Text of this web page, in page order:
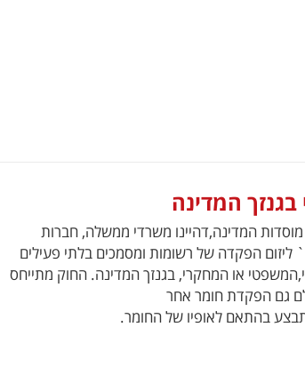
המדינה
משנת 1955, מוטלת על מוסדות המדינה,דהיינו משרדי ממשלה, חברות
ליזום הפקדה של רשומות ומסמכים בלתי פעילים
או המחקרי, בגנזך המדינה. החוק מתייחס
גם הפקדת חומר אחר
בהתאם לאופיו של החומר.